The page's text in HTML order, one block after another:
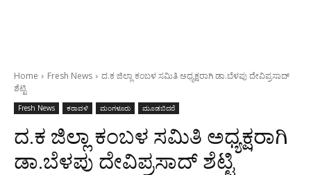
Home Fresh News
ದ.ಕ ಜಿಲ್ಲಾ ಕಂಬಳ ಸಮಿತಿ ಅಧ್ಯಕ್ಷರಾಗಿ ಡಾ.ಬೆಳಪು ದೇವಿಪ್ರಸಾದ್
ಶೆಟ್ಟಿ
Fresh News ಕರಾವಳಿ ಮಂಗಳೂರು ಮೂಡಬಿದರೆ
ದ.ಕ ಜಿಲ್ಲಾ ಕಂಬಳ ಸಮಿತಿ ಅಧ್ಯಕ್ಷರಾಗಿ
ಡಾ.ಬೆಳಪು ದೇವಿಪ್ರಸಾದ್ ಶೆಟ್ಟಿ